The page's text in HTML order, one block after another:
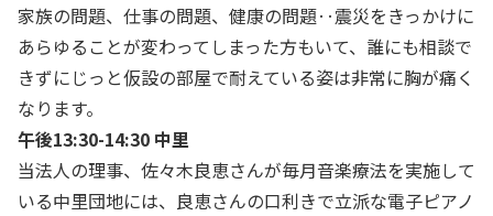
家族の問題、仕事の問題、健康の問題‥震災をきっかけに
あらゆることが変わってしまった方もいて、誰にも相談で
きずにじっと仮設の部屋で耐えている姿は非常に胸が痛く
なります。
午後13:30-14:30 中里
当法人の理事、佐々木良恵さんが毎月音楽療法を実施して
いる中里団地には、良恵さんの口利きで立派な電子ピアノ